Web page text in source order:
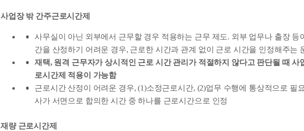
사업장 밖 간주근로시간제
사무실이 아닌 외부에서 근무할 경우 적용하는 근무 제도. 외부 업무나 출장 등
간을 산정하기 어려운 경우, 근로한 시간과 관계 없이 근로 시간을 인정해주는
재택, 원격 근무자가 상시적인 근로 시간 관리가 적절하지 않다고 판단될 때 사
로시간제 적용이 가능함
근로시간 산정이 어려운 경우, (1)소정근로시간, (2)업무 수행에 통상적으로 필
사가 서면으로 합의한 시간 중 하나를 근로시간으로 인정
재량 근로시간제